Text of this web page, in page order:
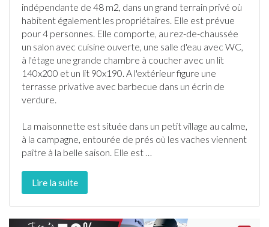
indépendante de 48 m2, dans un grand terrain privé où
habitent également les propriétaires. Elle est prévue
pour 4 personnes. Elle comporte, au rez-de-chaussée
un salon avec cuisine ouverte, une salle d'eau avec WC,
à l'étage une grande chambre à coucher avec un lit
140x200 et un lit 90x190. A l'extérieur figure une
terrasse privative avec barbecue dans un écrin de
verdure.
La maisonnette est située dans un petit village au calme,
à la campagne, entourée de prés où les vaches viennent
paître à la belle saison. Elle est …
Lire la suite